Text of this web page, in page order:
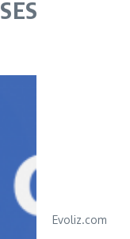
Evoliz.com